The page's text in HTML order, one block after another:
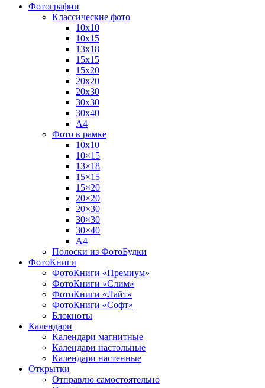
Фотографии
Классические фото
10х10
10х15
13х18
15х15
15х20
20х20
20х30
30х30
30х40
А4
Фото в рамке
10х10
10×15
13×18
15×15
15×20
20×20
20×30
30×30
30×40
A4
Полоски из ФотоБудки
ФотоКниги
ФотоКниги «Премиум»
ФотоКниги «Слим»
ФотоКниги «Лайт»
ФотоКниги «Софт»
Блокноты
Календари
Календари магнитные
Календари настольные
Календари настенные
Открытки
Отправлю самостоятельно